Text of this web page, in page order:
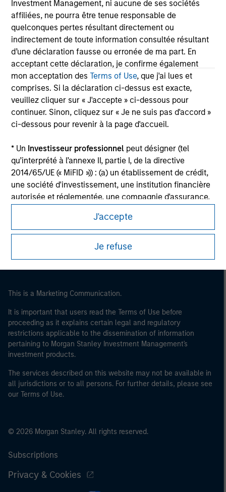
Investment Management, ni aucune de ses sociétés
affiliées, ne pourra être tenue responsable de
quelconques pertes résultant directement ou
indirectement de toute information consultée résultant
d’une déclaration fausse ou erronée de ma part. En
acceptant cette déclaration, je confirme également
mon acceptation desTerms of Use, que j'ai lues et
comprises. Si la déclaration ci-dessus est exacte,
veuillez cliquer sur « J'accepte » ci-dessous pour
continuer. Sinon, cliquez sur « Je ne suis pas d'accord »
ci-dessous pour revenir à la page d'accueil.
* Un Investisseur professionnel peut désigner (tel
qu’interprété à l’annexe II, partie I, de la directive
2014/65/UE (« MiFID »)) : (a) un établissement de crédit,
une société d'investissement, une institution financière
autorisée et réglementée, une compagnie d'assurance,
gestion de cet organisme, un fonds de pension ou la
société de gestion de ce fonds, une société de
négociation de matières premières ou d’instruments
dérivés sur matières premières ou un autre investisseur
institutionnel, qui devra être agréé(e) ou réglementé(e)
entité remplissant au moins deux des critères de taille
20 millions d'euros, (ii) un chiffre d’affaires net de
40 millions d'euros ou (iii) 2 millions d'euros de fonds
propres, entité agissant pour son propre compte ; ou (c)
un gouvernement national ou régional, y compris les
niveau national ou régional, les banques centrales, les
institutions internationales et supranationales comme
leur propre compte.
peut ne pas être définie par l'autorité de réglementation
de l'État depuis lequel le site web est consulté.
J'accepte
Je refuse
All investing involves risks, including a loss of principal.
Please refer to the strategy detail page for important
information on the strategy, including additional risk
considerations.
Morgan Stanley
Morgan Stanley Careers
This is a Marketing Communication.
It is important that users read the Terms of Use before
proceeding as it explains certain legal and regulatory
restrictions applicable to the dissemination of information
pertaining to Morgan Stanley Investment Management's
investment products.
The services described on this website may not be available in
all jurisdictions or to all persons. For further details, please see
our Terms of Use.
© 2026 Morgan Stanley. All rights reserved.
Subscriptions
Privacy & Cookies